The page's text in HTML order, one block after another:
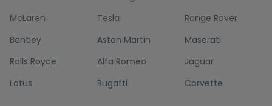
McLaren
Tesla
Range Rover
Bentley
Aston Martin
Maserati
Rolls Royce
Alfa Romeo
Jaguar
Lotus
Bugatti Corvette